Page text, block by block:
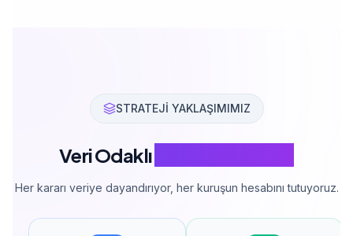
STRATEJİ YAKLAŞIMIMIZ
Veri Odaklı
Her kararı veriye dayandırıyor, her kuruşun hesabını tutuyoruz.